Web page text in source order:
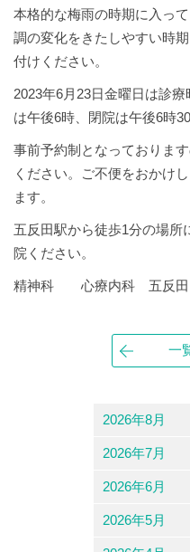
本格的な梅雨の時期に入っ
調の変化をきたしやすい時
付けください。
2023年6月23日金曜日は診
は午後6時、閉院は午後6時
事前予約制となっておりま
ください。ご不便をおかけ
ます。
五反田駅から徒歩1分の場所
院ください。
精神科 心療内科 五反田
一
2026年8月
2026年7月
2026年6月
2026年5月